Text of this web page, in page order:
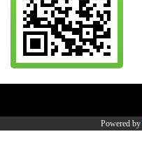
Powered by